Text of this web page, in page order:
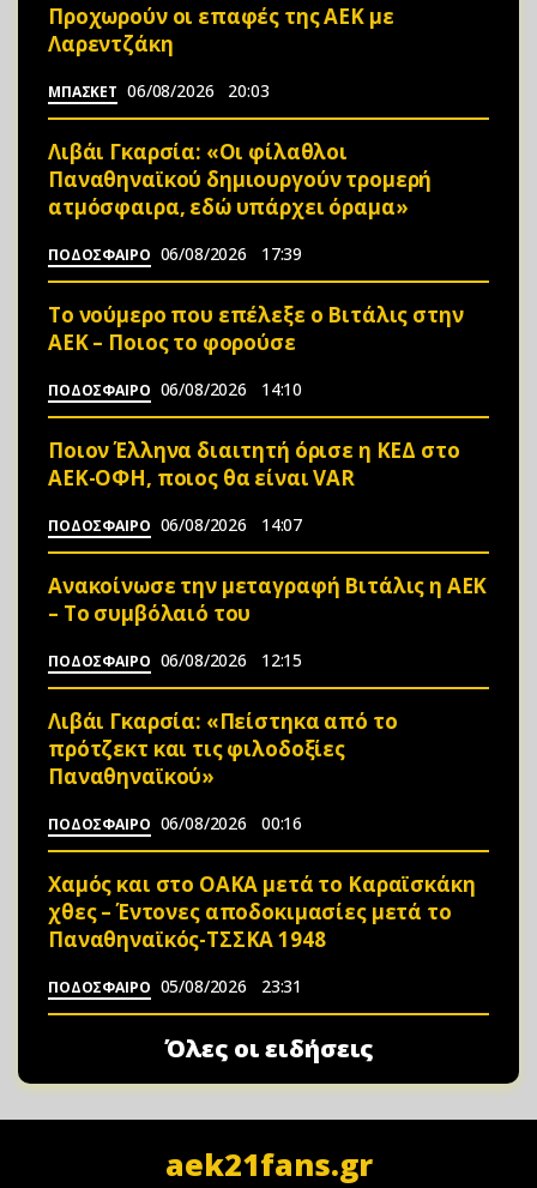
Προχωρούν οι επαφές της ΑΕΚ με
Λαρεντζάκη
ΜΠΑΣΚΕΤ 06/08/2026 20:03
Λιβάι Γκαρσία: «Οι φίλαθλοι
Παναθηναϊκού δημιουργούν τρομερή
ατμόσφαιρα, εδώ υπάρχει όραμα»
ΠΟΔΟΣΦΑΙΡΟ 06/08/2026 17:39
Το νούμερο που επέλεξε ο Βιτάλις στην
ΑΕΚ – Ποιος το φορούσε
ΠΟΔΟΣΦΑΙΡΟ 06/08/2026 14:10
Ποιον Έλληνα διαιτητή όρισε η ΚΕΔ στο
ΑΕΚ-ΟΦΗ, ποιος θα είναι VAR
ΠΟΔΟΣΦΑΙΡΟ 06/08/2026 14:07
Ανακοίνωσε την μεταγραφή Βιτάλις η ΑΕΚ
– Το συμβόλαιό του
ΠΟΔΟΣΦΑΙΡΟ 06/08/2026 12:15
Λιβάι Γκαρσία: «Πείστηκα από το
πρότζεκτ και τις φιλοδοξίες
Παναθηναϊκού»
ΠΟΔΟΣΦΑΙΡΟ 06/08/2026 00:16
Χαμός και στο ΟΑΚΑ μετά το Καραϊσκάκη
χθες – Έντονες αποδοκιμασίες μετά το
Παναθηναϊκός-ΤΣΣΚΑ 1948
ΠΟΔΟΣΦΑΙΡΟ 05/08/2026 23:31
Όλες οι ειδήσεις
aek21fans.gr